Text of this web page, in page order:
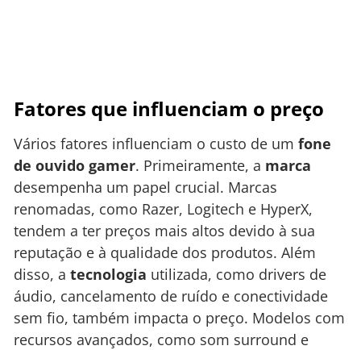
Fatores que influenciam o preço
Vários fatores influenciam o custo de um fone
de ouvido gamer. Primeiramente, a marca
desempenha um papel crucial. Marcas
renomadas, como Razer, Logitech e HyperX,
tendem a ter preços mais altos devido à sua
reputação e à qualidade dos produtos. Além
disso, a tecnologia utilizada, como drivers de
áudio, cancelamento de ruído e conectividade
sem fio, também impacta o preço. Modelos com
recursos avançados, como som surround e